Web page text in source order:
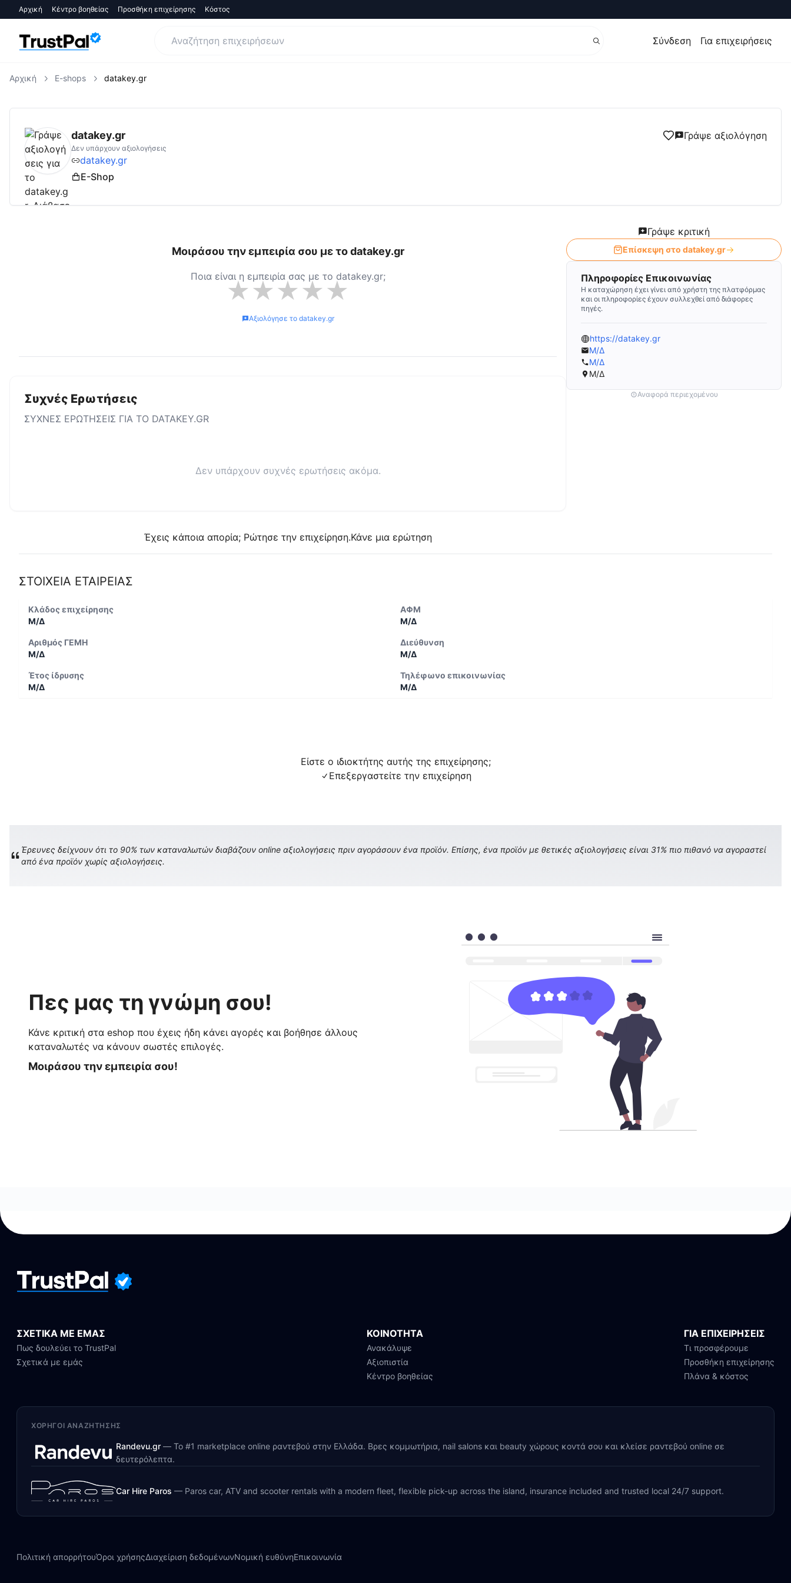
Αρχική Κέντρο βοηθείας Προσθήκη επιχείρησης Κόστος
Σύνδεση Για επιχειρήσεις
Αρχική E-shops datakey.gr
datakey.grΑξιολογήσεις | Δες Αξιολογήσεις και Κριτικές για
datakey.gr Γράψε αξιολόγηση
Δεν υπάρχουν αξιολογήσεις
datakey.gr
E-Shop
Μοιράσου την εμπειρία σου με τοdatakey.gr
Ποια είναι η εμπειρία σας με το datakey.gr;
★★★★★
Αξιολόγησε το datakey.gr
Συχνές Ερωτήσεις
ΣΥΧΝΕΣ ΕΡΩΤΗΣΕΙΣ ΓΙΑ ΤΟ DATAKEY.GR
Δεν υπάρχουν συχνές ερωτήσεις ακόμα.
Έχεις κάποια απορία; Ρώτησε την επιχείρηση.Κάνε μια ερώτηση
Γράψε κριτική
Επίσκεψη στο datakey.gr
Πληροφορίες Επικοινωνίας
Η καταχώρηση έχει γίνει από χρήστη της πλατφόρμας
και οι πληροφορίες έχουν συλλεχθεί από διάφορες
πηγές.
https://datakey.gr
Μ/Δ
Μ/Δ
Μ/Δ
Αναφορά περιεχομένου
ΣΤΟΙΧΕΙΑ ΕΤΑΙΡΕΙΑΣ
Κλάδος επιχείρησης
Μ/Δ
ΑΦΜ
Μ/Δ
Αριθμός ΓΕΜΗ
Μ/Δ
Διεύθυνση
Μ/Δ
Έτος ίδρυσης
Μ/Δ
Τηλέφωνο επικοινωνίας
Μ/Δ
Είστε ο ιδιοκτήτης αυτής της επιχείρησης;
Επεξεργαστείτε την επιχείρηση
Έρευνες δείχνουν ότι το 90% των καταναλωτών διαβάζουν online αξιολογήσεις πριν αγοράσουν ένα προϊόν. Επίσης, ένα προϊόν με θετικές αξιολογήσεις είναι 31% πιο πιθανό να αγοραστεί
από ένα προϊόν χωρίς αξιολογήσεις.
Πες μας τη γνώμη σου!
Κάνε κριτική στα eshop που έχεις ήδη κάνει αγορές και βοήθησε άλλους
καταναλωτές να κάνουν σωστές επιλογές.
Μοιράσου την εμπειρία σου!
ΣΧΕΤΙΚΑ ΜΕ ΕΜΑΣ
Πως δουλεύει το TrustPal
Σχετικά με εμάς
ΚΟΙΝΟΤΗΤΑ
Ανακάλυψε
Αξιοπιστία
Κέντρο βοηθείας
ΓΙΑ ΕΠΙΧΕΙΡΗΣΕΙΣ
Τι προσφέρουμε
Προσθήκη επιχείρησης
Πλάνα & κόστος
ΧΟΡΗΓΟΊ ΑΝΑΖΉΤΗΣΗΣ
Randevu.gr — Το #1 marketplace online ραντεβού στην Ελλάδα. Βρες κομμωτήρια, nail salons και beauty χώρους κοντά σου και κλείσε ραντεβού online σε
δευτερόλεπτα.
Car Hire Paros — Paros car, ATV and scooter rentals with a modern fleet, flexible pick-up across the island, insurance included and trusted local 24/7 support.
Πολιτική απορρήτουΌροι χρήσηςΔιαχείριση δεδομένωνΝομική ευθύνηΕπικοινωνία